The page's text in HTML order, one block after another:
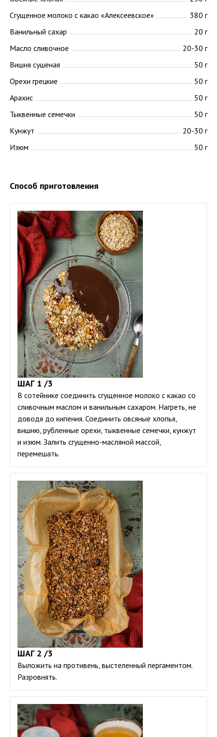
Сгущенное молоко с какао «Алексеевское»
380 г
Ванильный сахар
20 г
Масло сливочное
20-30 г
Вишня сушеная
50 г
Орехи грецкие
50 г
Арахис
50 г
Тыквенные семечки
50 г
Кунжут
20-30 г
Изюм
50 г
Способ приготовления
ШАГ 1 /3
В сотейнике соединить сгущенное молоко с какао со
сливочным маслом и ванильным сахаром. Нагреть, не
доводя до кипения. Соединить овсяные хлопья,
вишню, рубленные орехи, тыквенные семечки, кунжут
и изюм. Залить сгущенно-масляной массой,
перемешать.
ШАГ 2 /3
Выложить на противень, выстеленный пергаментом.
Разровнять.